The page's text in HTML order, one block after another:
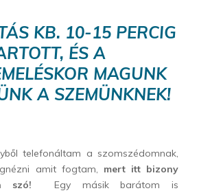
KB. 10-15 PERCIG
ÉS A
MAGUNK
A SZEMÜNKNEK!
telefonáltam a szomszédomnak,
amit fogtam, mert itt bizony
szó!
Egy másik barátom is